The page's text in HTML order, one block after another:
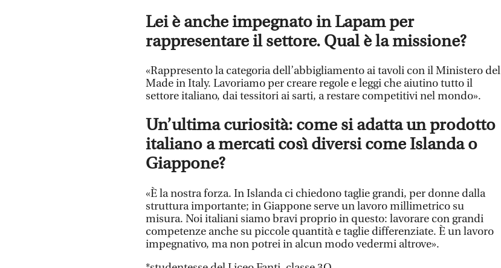
Lei è anche impegnato in Lapam per
rappresentare il settore. Qual è la missione?
«Rappresento la categoria dell’abbigliamento ai tavoli con il Ministero del
Made in Italy. Lavoriamo per creare regole e leggi che aiutino tutto il
settore italiano, dai tessitori ai sarti, a restare competitivi nel mondo».
Un’ultima curiosità: come si adatta un prodotto
italiano a mercati così diversi come Islanda o
Giappone?
«È la nostra forza. In Islanda ci chiedono taglie grandi, per donne dalla
struttura importante; in Giappone serve un lavoro millimetrico su
misura. Noi italiani siamo bravi proprio in questo: lavorare con grandi
competenze anche su piccole quantità e taglie differenziate. È un lavoro
impegnativo, ma non potrei in alcun modo vedermi altrove».